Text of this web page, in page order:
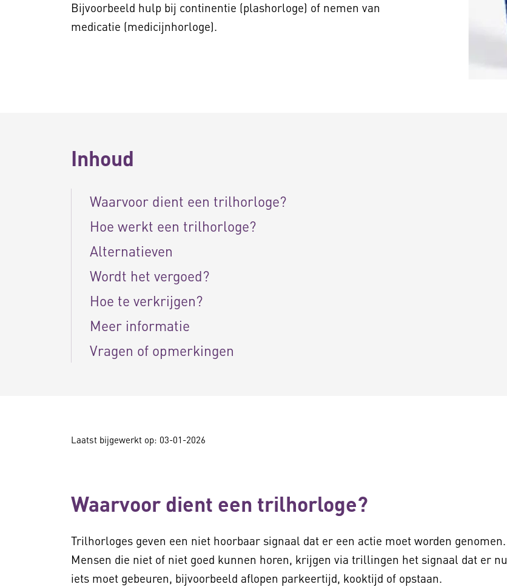
Bijvoorbeeld hulp bij continentie (plashorloge) of nemen van
medicatie (medicijnhorloge).
Inhoud
Waarvoor dient een trilhorloge?
Hoe werkt een trilhorloge?
Alternatieven
Wordt het vergoed?
Hoe te verkrijgen?
Meer informatie
Vragen of opmerkingen
Laatst bijgewerkt op: 03-01-2026
Waarvoor dient een trilhorloge?
Trilhorloges geven een niet hoorbaar signaal dat er een actie moet worden genomen.
Mensen die niet of niet goed kunnen horen, krijgen via trillingen het signaal dat er nu
iets moet gebeuren, bijvoorbeeld aflopen parkeertijd, kooktijd of opstaan.